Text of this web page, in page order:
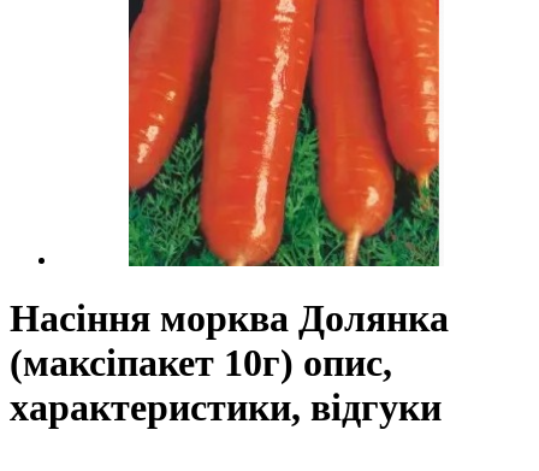
Насіння морква Долянка
(максіпакет 10г) опис,
характеристики, відгуки